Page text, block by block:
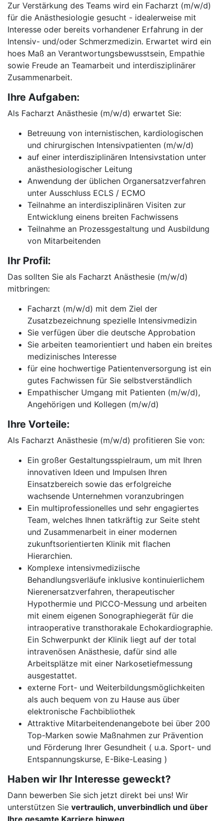
Zur Verstärkung des Teams wird ein Facharzt (m/w/d)
für die Anästhesiologie gesucht - idealerweise mit
Interesse oder bereits vorhandener Erfahrung in der
Intensiv- und/oder Schmerzmedizin. Erwartet wird ein
hoes Maß an Verantwortungsbewusstsein, Empathie
sowie Freude an Teamarbeit und interdisziplinärer
Zusammenarbeit.
Ihre Aufgaben:
Als Facharzt Anästhesie (m/w/d) erwartet Sie:
Betreuung von internistischen, kardiologischen
und chirurgischen Intensivpatienten (m/w/d)
auf einer interdisziplinären Intensivstation unter
anästhesiologischer Leitung
Anwendung der üblichen Organersatzverfahren
unter Ausschluss ECLS / ECMO
Teilnahme an interdisziplinären Visiten zur
Entwicklung einens breiten Fachwissens
Teilnahme an Prozessgestaltung und Ausbildung
von Mitarbeitenden
Ihr Profil:
Das sollten Sie als Facharzt Anästhesie (m/w/d)
mitbringen:
Facharzt (m/w/d) mit dem Ziel der
Zusatzbezeichnung spezielle Intensivmedizin
Sie verfügen über die deutsche Approbation
Sie arbeiten teamorientiert und haben ein breites
medizinisches Interesse
für eine hochwertige Patientenversorgung ist ein
gutes Fachwissen für Sie selbstverständlich
Empathischer Umgang mit Patienten (m/w/d),
Angehörigen und Kollegen (m/w/d)
Ihre Vorteile:
Als Facharzt Anästhesie (m/w/d) profitieren Sie von:
Ein großer Gestaltungsspielraum, um mit Ihren
innovativen Ideen und Impulsen Ihren
Einsatzbereich sowie das erfolgreiche
wachsende Unternehmen voranzubringen
Ein multiprofessionelles und sehr engagiertes
Team, welches Ihnen tatkräftig zur Seite steht
und Zusammenarbeit in einer modernen
zukunftsorientierten Klinik mit flachen
Hierarchien.
Komplexe intensivmediziische
Behandlungsverläufe inklusive kontinuierlichem
Nierenersatzverfahren, therapeutischer
Hypothermie und PICCO-Messung und arbeiten
mit einem eigenen Sonographiegerät für die
intraoperative transthorakale Echokardiographie.
Ein Schwerpunkt der Klinik liegt auf der total
intravenösen Anästhesie, dafür sind alle
Arbeitsplätze mit einer Narkosetiefmessung
ausgestattet.
externe Fort- und Weiterbildungsmöglichkeiten
als auch bequem von zu Hause aus über
elektronische Fachbibliothek
Attraktive Mitarbeitendenangebote bei über 200
Top-Marken sowie Maßnahmen zur Prävention
und Förderung Ihrer Gesundheit ( u.a. Sport- und
Entspannungskurse, E-Bike-Leasing )
Haben wir Ihr Interesse geweckt?
Dann bewerben Sie sich jetzt direkt bei uns! Wir
unterstützen Sie vertraulich, unverbindlich und über
Ihre gesamte Karriere hinweg